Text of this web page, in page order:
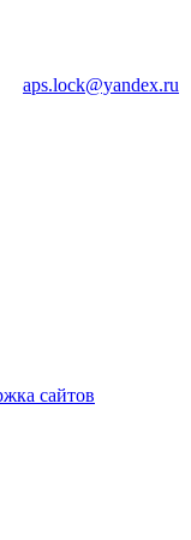
aps.lock@yandex.ru
сайтов